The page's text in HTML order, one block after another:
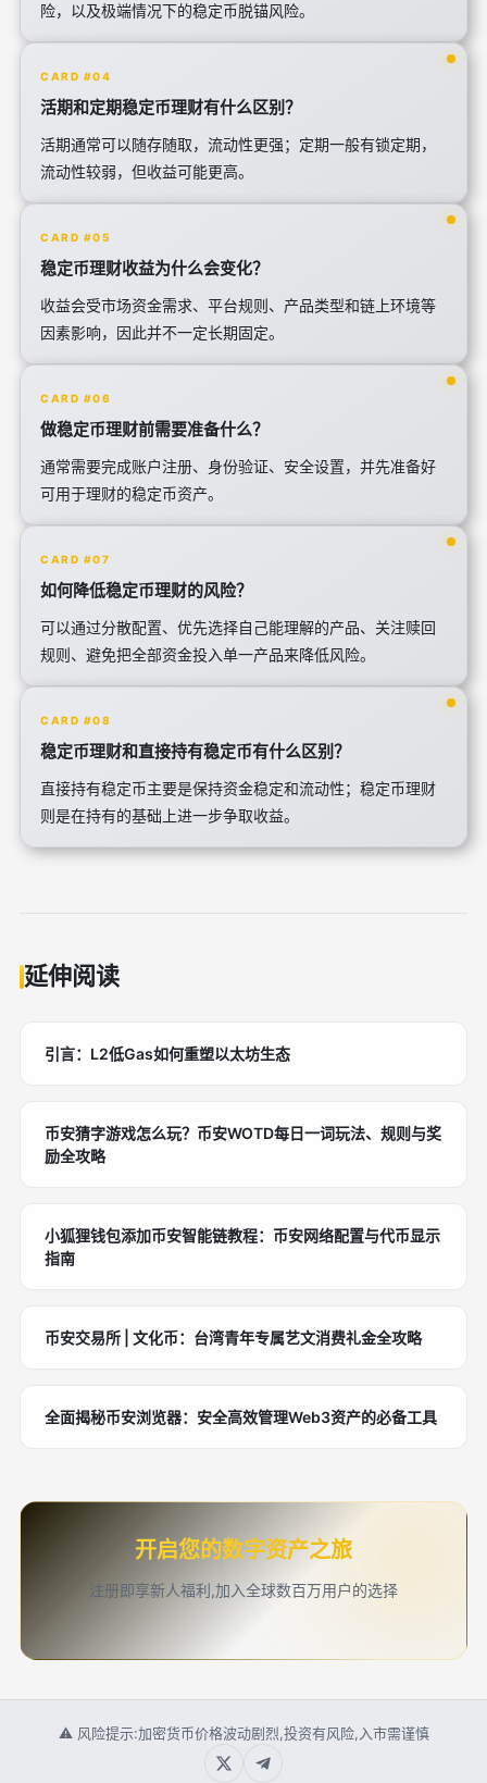
险，以及极端情况下的稳定币脱锚风险。
CARD #04
活期和定期稳定币理财有什么区别？
活期通常可以随存随取，流动性更强；定期一般有锁定期，
流动性较弱，但收益可能更高。
CARD #05
稳定币理财收益为什么会变化？
收益会受市场资金需求、平台规则、产品类型和链上环境等
因素影响，因此并不一定长期固定。
CARD #06
做稳定币理财前需要准备什么？
通常需要完成账户注册、身份验证、安全设置，并先准备好
可用于理财的稳定币资产。
CARD #07
如何降低稳定币理财的风险？
可以通过分散配置、优先选择自己能理解的产品、关注赎回
规则、避免把全部资金投入单一产品来降低风险。
CARD #08
稳定币理财和直接持有稳定币有什么区别？
直接持有稳定币主要是保持资金稳定和流动性；稳定币理财
则是在持有的基础上进一步争取收益。
延伸阅读
引言：L2低Gas如何重塑以太坊生态
币安猜字游戏怎么玩？币安WOTD每日一词玩法、规则与奖
励全攻略
小狐狸钱包添加币安智能链教程：币安网络配置与代币显示
指南
币安交易所 | 文化币：台湾青年专属艺文消费礼金全攻略
全面揭秘币安浏览器：安全高效管理Web3资产的必备工具
开启您的数字资产之旅
注册即享新人福利,加入全球数百万用户的选择
⚠ 风险提示:加密货币价格波动剧烈,投资有风险,入市需谨慎